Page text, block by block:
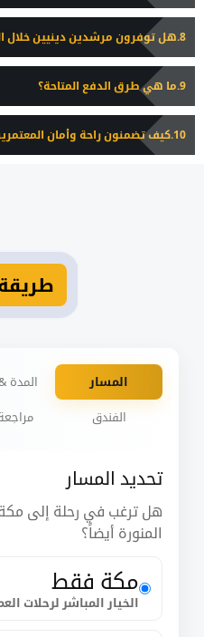
هل توفرون مرشدين دينيين خلال
ما هي طرق الدفع المتاحة؟
كيف تضمنون راحة وأمان
طريقة
المسار المدة &
الفندق
تحديد المسار
هل ترغب في رحلة إلى مكة
المنورة أيضاً؟
مكة فقط
الخيار المباشر لرحلات